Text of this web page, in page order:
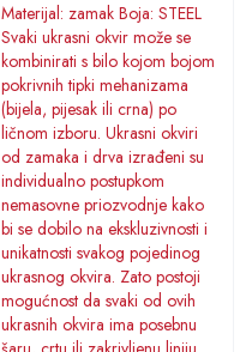
Materijal: zamak Boja: STEEL
Svaki ukrasni okvir može se
kombinirati s bilo kojom bojom
pokrivnih tipki mehanizama
(bijela, pijesak ili crna) po
ličnom izboru. Ukrasni okviri
od zamaka i drva izrađeni su
individualno postupkom
nemasovne priozvodnje kako
bi se dobilo na ekskluzivnosti i
unikatnosti svakog pojedinog
ukrasnog okvira. Zato postoji
mogućnost da svaki od ovih
ukrasnih okvira ima posebnu